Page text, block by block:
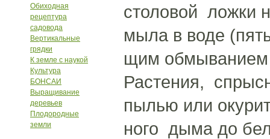
Обиходная
рецептура
садовода
Вертикальные
грядки
К земле с наукой
Культура
БОНСАИ
Выращивание
деревьев
Плодородные
земли
столовой ложки
мыла в воде
щим обмыванием
Растения,
пылью или
ного дыма до